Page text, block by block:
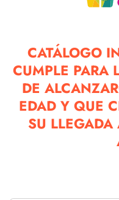
CATÁLOGO
CUMPLE PARA
DE
EDAD Y QUE
SU